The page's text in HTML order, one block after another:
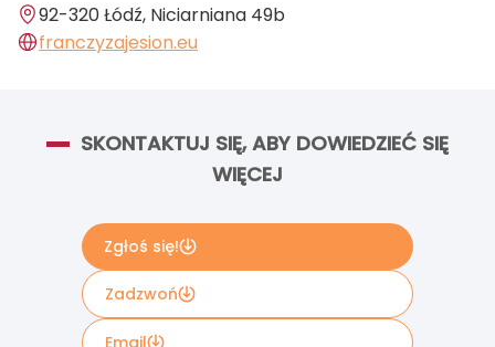
92-320 Łódź, Niciarniana 49b
franczyzajesion.eu
SKONTAKTUJ SIĘ, ABY DOWIEDZIEĆ SIĘ
WIĘCEJ
Zgłoś się!
Zadzwoń
Email